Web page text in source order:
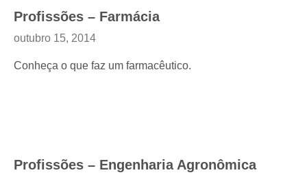
Profissões – Farmácia
outubro 15, 2014
Conheça o que faz um farmacêutico.
Profissões – Engenharia Agronômica